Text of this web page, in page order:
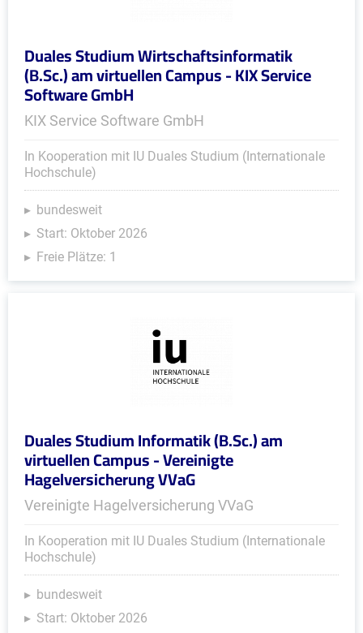
Duales Studium Wirtschaftsinformatik
(B.Sc.) am virtuellen Campus - KIX Service
Software GmbH
KIX Service Software GmbH
In Kooperation mit IU Duales Studium (Internationale
Hochschule)
bundesweit
Start: Oktober 2026
Freie Plätze: 1
Duales Studium Informatik (B.Sc.) am
virtuellen Campus - Vereinigte
Hagelversicherung VVaG
Vereinigte Hagelversicherung VVaG
In Kooperation mit IU Duales Studium (Internationale
Hochschule)
bundesweit
Start: Oktober 2026